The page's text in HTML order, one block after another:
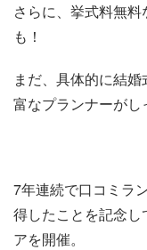
さらに、挙式料無
も！
まだ、具体的に結
富なプランナーが
7年連続で口コミラ
得したことを記念
アを開催。